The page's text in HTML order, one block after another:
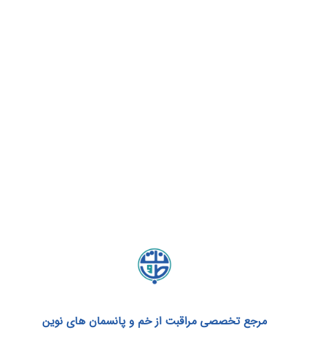
مرجع تخصصی مراقبت از خم و پانسمان های نوین